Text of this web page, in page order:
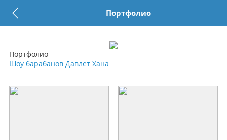
Портфолио
Портфолио
Шоу барабанов Давлет Хана